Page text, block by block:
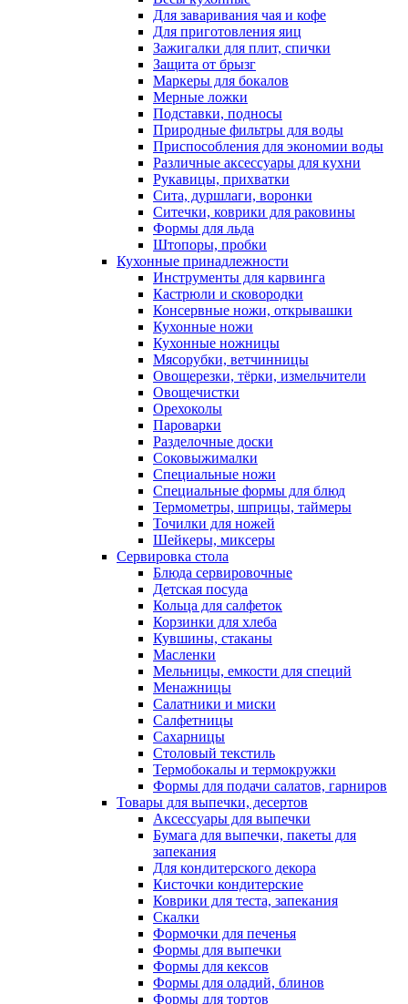
Для заваривания чая и кофе
Для приготовления яиц
Зажигалки для плит, спички
Защита от брызг
Маркеры для бокалов
Мерные ложки
Подставки, подносы
Природные фильтры для воды
Приспособления для экономии воды
Различные аксессуары для кухни
Рукавицы, прихватки
Сита, дуршлаги, воронки
Ситечки, коврики для раковины
Формы для льда
Штопоры, пробки
Кухонные принадлежности
Инструменты для карвинга
Кастрюли и сковородки
Консервные ножи, открывашки
Кухонные ножи
Кухонные ножницы
Мясорубки, ветчинницы
Овощерезки, тёрки, измельчители
Овощечистки
Орехоколы
Пароварки
Разделочные доски
Соковыжималки
Специальные ножи
Специальные формы для блюд
Термометры, шприцы, таймеры
Точилки для ножей
Шейкеры, миксеры
Сервировка стола
Блюда сервировочные
Детская посуда
Кольца для салфеток
Корзинки для хлеба
Кувшины, стаканы
Масленки
Мельницы, емкости для специй
Менажницы
Салатники и миски
Салфетницы
Сахарницы
Столовый текстиль
Термобокалы и термокружки
Формы для подачи салатов, гарниров
Товары для выпечки, десертов
Аксессуары для выпечки
Бумага для выпечки, пакеты для
запекания
Для кондитерского декора
Кисточки кондитерские
Коврики для теста, запекания
Скалки
Формочки для печенья
Формы для выпечки
Формы для кексов
Формы для оладий, блинов
Формы для тортов